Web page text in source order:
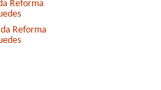
Reforma
Reforma